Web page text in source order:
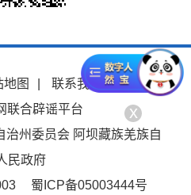
地图 联系我们
|
联合辟谣平台
治州委员会 阿坝藏族羌族自
民政府
蜀ICP备05003444号
x